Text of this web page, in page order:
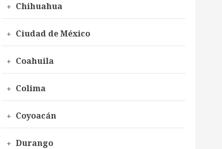
Chihuahua
Ciudad de México
Coahuila
Colima
Coyoacán
Durango